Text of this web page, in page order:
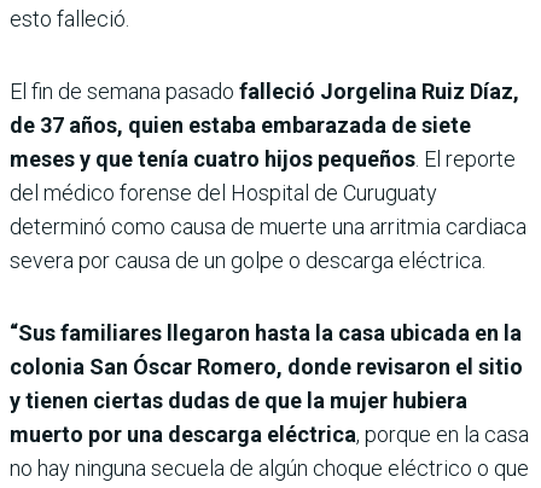
esto falleció.
El fin de semana pasado falleció Jorgelina Ruiz Díaz,
de 37 años, quien estaba embarazada de siete
meses y que tenía cuatro hijos pequeños. El reporte
del médico forense del Hospital de Curuguaty
determinó como causa de muerte una arritmia cardiaca
severa por causa de un golpe o descarga eléctrica.
“Sus familiares llegaron hasta la casa ubicada en la
colonia San Óscar Romero, donde revisaron el sitio
y tienen ciertas dudas de que la mujer hubiera
muerto por una descarga eléctrica, porque en la casa
no hay ninguna secuela de algún choque eléctrico o que